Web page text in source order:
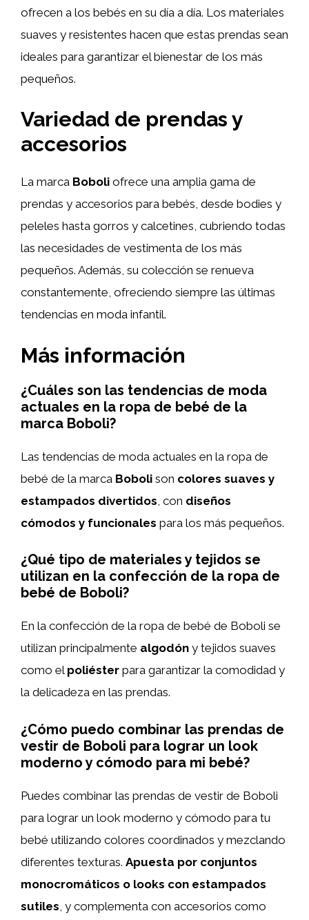
ofrecen a los bebés en su día a día. Los materiales
suaves y resistentes hacen que estas prendas sean
ideales para garantizar el bienestar de los más
pequeños.
Variedad de prendas y
accesorios
La marca Boboli ofrece una amplia gama de
prendas y accesorios para bebés, desde bodies y
peleles hasta gorros y calcetines, cubriendo todas
las necesidades de vestimenta de los más
pequeños. Además, su colección se renueva
constantemente, ofreciendo siempre las últimas
tendencias en moda infantil.
Más información
¿Cuáles son las tendencias de moda
actuales en la ropa de bebé de la
marca Boboli?
Las tendencias de moda actuales en la ropa de
bebé de la marca Boboli son colores suaves y
estampados divertidos , con diseños
cómodos y funcionales para los más pequeños.
¿Qué tipo de materiales y tejidos se
utilizan en la confección de la ropa de
bebé de Boboli?
En la confección de la ropa de bebé de Boboli se
utilizan principalmente algodón y tejidos suaves
como el poliéster para garantizar la comodidad y
la delicadeza en las prendas.
¿Cómo puedo combinar las prendas de
vestir de Boboli para lograr un look
moderno y cómodo para mi bebé?
Puedes combinar las prendas de vestir de Boboli
para lograr un look moderno y cómodo para tu
bebé utilizando colores coordinados y mezclando
diferentes texturas. Apuesta por conjuntos
monocromáticos o looks con estampados
sutiles , y complementa con accesorios como